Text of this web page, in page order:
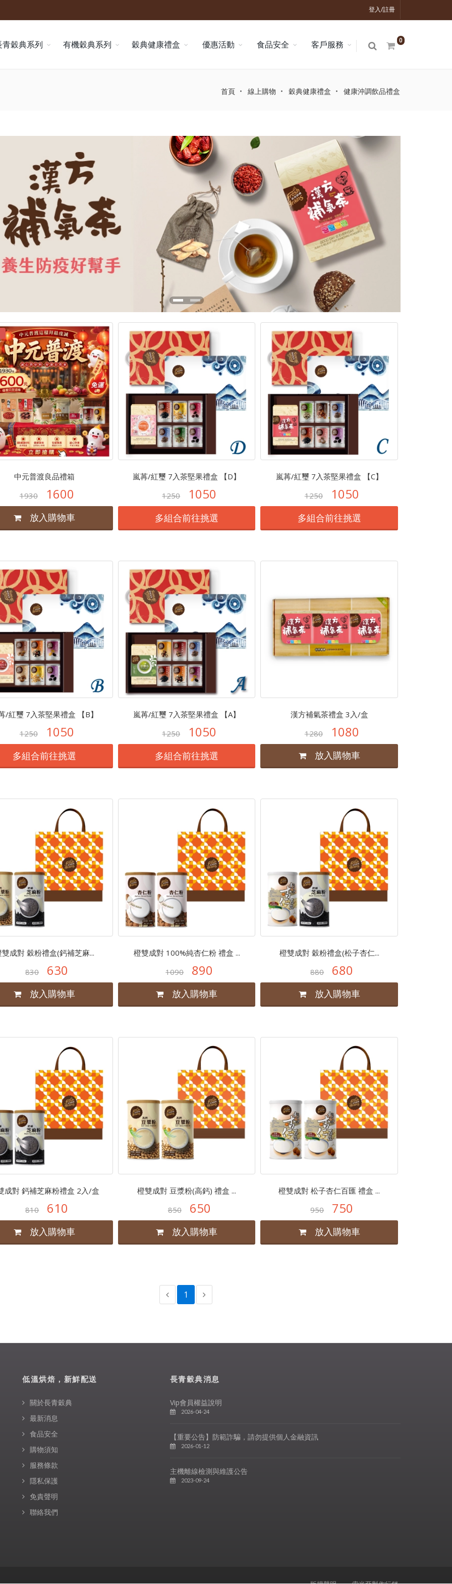
登入/註冊
0
青穀典系列 有機穀典系列 穀典健康禮盒 優惠活動 食品安全 客戶服務
首頁 線上購物 穀典健康禮盒 健康沖調飲品禮盒
【有機穀典】芬蘭-有...
$280
橙雙成對 豆漿粉(高...
$650
$1050
中元普渡良品禮箱
1930
1600
放入購物車
嵐苒/紅璽 7入茶堅果禮盒 【D】
1250
1050
多組合前往挑選
嵐苒/紅璽 7入茶堅果禮盒 【C】
1250
1050
多組合前往挑選
/紅璽 7入茶堅果禮盒 【B】
1250
1050
多組合前往挑選
嵐苒/紅璽 7入茶堅果禮盒 【A】
1250
1050
多組合前往挑選
漢方補氣茶禮盒 3入/盒
1280
1080
放入購物車
雙成對 穀粉禮盒(鈣補芝麻...
830
630
放入購物車
橙雙成對 100%純杏仁粉 禮盒 ...
1090
890
放入購物車
橙雙成對 穀粉禮盒(松子杏仁...
880
680
放入購物車
成對 鈣補芝麻粉禮盒 2入/盒
810
610
放入購物車
橙雙成對 豆漿粉(高鈣) 禮盒 ...
850
650
放入購物車
橙雙成對 松子杏仁百匯 禮盒 ...
950
750
放入購物車
1
低溫烘焙，新鮮配送
關於長青穀典
最新消息
食品安全
購物須知
服務條款
隱私保護
免責聲明
聯絡我們
長青穀典消息
Vip會員權益說明
2026-04-24
【重要公告】防範詐騙，請勿提供個人金融資訊
2026-01-12
主機離線檢測與維護公告
2023-09-24